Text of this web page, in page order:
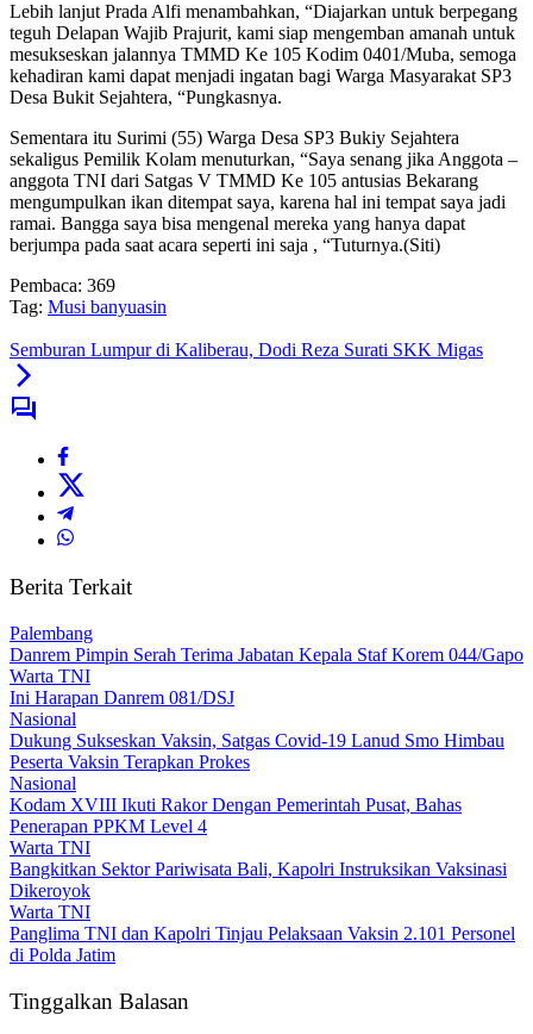
Lebih lanjut Prada Alfi menambahkan, “Diajarkan untuk berpegang
teguh Delapan Wajib Prajurit, kami siap mengemban amanah untuk
mesukseskan jalannya TMMD Ke 105 Kodim 0401/Muba, semoga
kehadiran kami dapat menjadi ingatan bagi Warga Masyarakat SP3
Desa Bukit Sejahtera, “Pungkasnya.
Sementara itu Surimi (55) Warga Desa SP3 Bukiy Sejahtera
sekaligus Pemilik Kolam menuturkan, “Saya senang jika Anggota –
anggota TNI dari Satgas V TMMD Ke 105 antusias Bekarang
mengumpulkan ikan ditempat saya, karena hal ini tempat saya jadi
ramai. Bangga saya bisa mengenal mereka yang hanya dapat
berjumpa pada saat acara seperti ini saja , “Tuturnya.(Siti)
Pembaca: 369
Tag: Musi banyuasin
Semburan Lumpur di Kaliberau, Dodi Reza Surati SKK Migas
Berita Terkait
Palembang
Danrem Pimpin Serah Terima Jabatan Kepala Staf Korem 044/Gapo
Warta TNI
Ini Harapan Danrem 081/DSJ
Nasional
Dukung Sukseskan Vaksin, Satgas Covid-19 Lanud Smo Himbau
Peserta Vaksin Terapkan Prokes
Nasional
Kodam XVIII Ikuti Rakor Dengan Pemerintah Pusat, Bahas
Penerapan PPKM Level 4
Warta TNI
Bangkitkan Sektor Pariwisata Bali, Kapolri Instruksikan Vaksinasi
Dikeroyok
Warta TNI
Panglima TNI dan Kapolri Tinjau Pelaksaan Vaksin 2.101 Personel
di Polda Jatim
Tinggalkan Balasan